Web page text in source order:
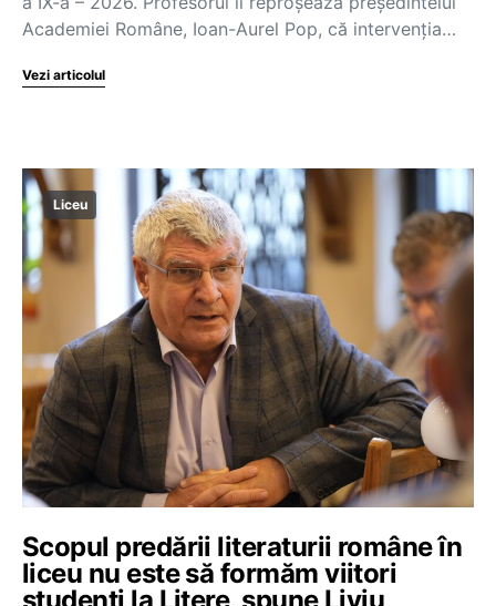
Academiei Române, Ioan-Aurel Pop, că intervenția…
Vezi articolul
Liceu
Scopul predării literaturii române în
liceu nu este să formăm viitori